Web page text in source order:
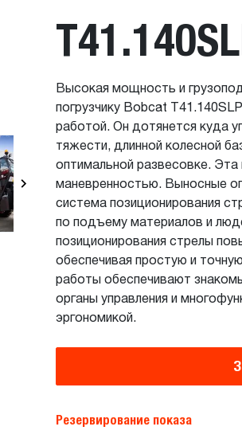
Высокая мощность и
погрузчику Bobcat
работой. Он дотянется куда
тяжести, длинной колесной
оптимальной развесовке.
маневренностью. Выносные
система позиционирования
по подъему материалов и
позиционирования стрелы
обеспечивая простую и
работы обеспечивают
органы управления и
эргономикой.
Резервирование показа